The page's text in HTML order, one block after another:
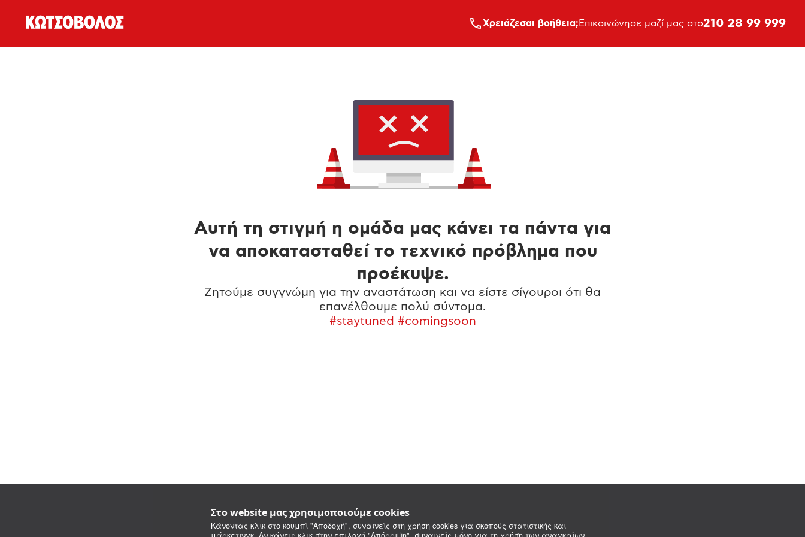
Στο website μας χρησιμοποιούμε cookies
Κάνοντας κλικ στο κουμπί "Αποδοχή", συναινείς στη χρήση cookies για σκοπούς στατιστικής και
Xρειάζεσαι βοήθεια; Επικοινώνησε μαζί μας στο210 28 99 999
Αυτή τη στιγμή η ομάδα μας κάνει τα πάντα για
να αποκατασταθεί το τεχνικό πρόβλημα που
προέκυψε.
Ζητούμε συγγνώμη για την αναστάτωση και να είστε σίγουροι ότι θα
επανέλθουμε πολύ σύντομα.
#staytuned #comingsoon